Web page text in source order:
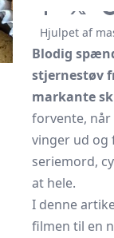
Hjulpet af
Blodig
stjernestøv
markante
forvente, når
vinger ud og
seriemord,
at hele.
I denne
filmen til en